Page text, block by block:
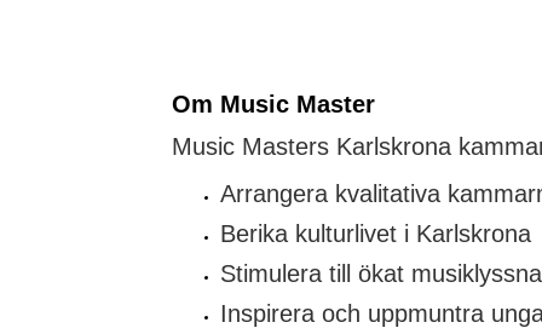
Om Music Master
Music Masters Karlskrona
Arrangera kvalitativa
Berika kulturlivet i Karlskrona
Stimulera till ökat
Inspirera och uppmuntra